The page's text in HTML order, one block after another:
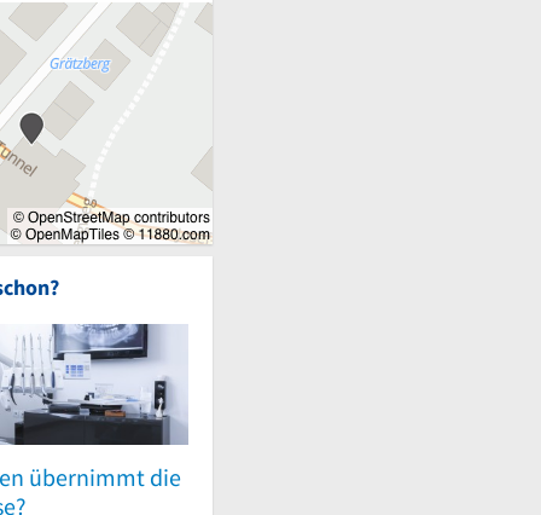
übernimmt die